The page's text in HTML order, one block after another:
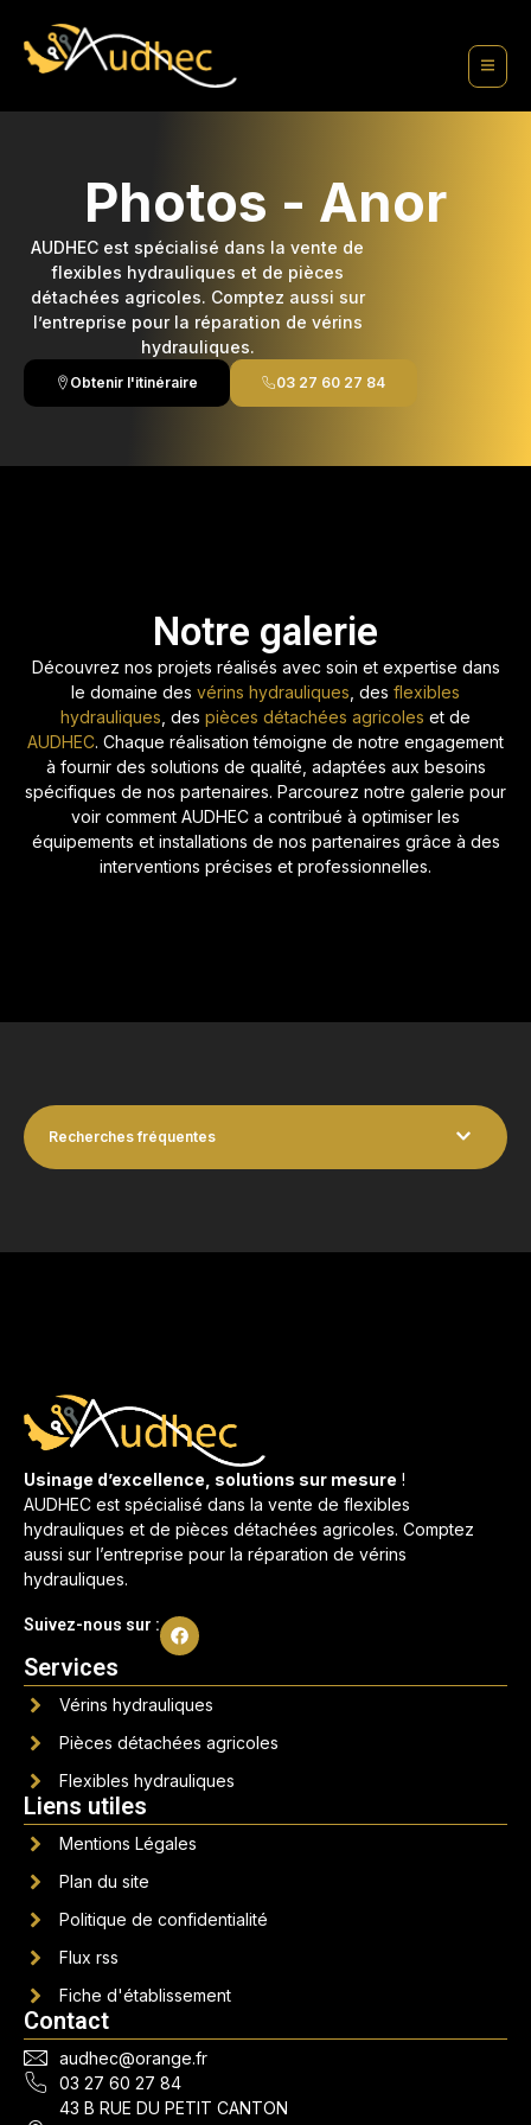
principal
Photos - Anor
AUDHEC est spécialisé dans la vente de
flexibles hydrauliques et de pièces
détachées agricoles. Comptez aussi sur
l’entreprise pour la réparation de vérins
hydrauliques.
Obtenir l'itinéraire 03 27 60 27 84
Notre galerie
Découvrez nos projets réalisés avec soin et expertise dans
le domaine des vérins hydrauliques , des flexibles
hydrauliques , des pièces détachées agricoles et de
AUDHEC. Chaque réalisation témoigne de notre engagement
à fournir des solutions de qualité, adaptées aux besoins
spécifiques de nos partenaires. Parcourez notre galerie pour
voir comment AUDHEC a contribué à optimiser les
équipements et installations de nos partenaires grâce à des
interventions précises et professionnelles.
Recherches fréquentes
Usinage d’excellence, solutions sur mesure !
AUDHEC est spécialisé dans la vente de flexibles
hydrauliques et de pièces détachées agricoles. Comptez
aussi sur l’entreprise pour la réparation de vérins
hydrauliques.
Suivez-nous sur :
Services
Vérins hydrauliques
Pièces détachées agricoles
Flexibles hydrauliques
Liens utiles
Mentions Légales
Plan du site
Politique de confidentialité
Flux rss
Fiche d'établissement
Contact
audhec@orange.fr
03 27 60 27 84
43 B RUE DU PETIT CANTON